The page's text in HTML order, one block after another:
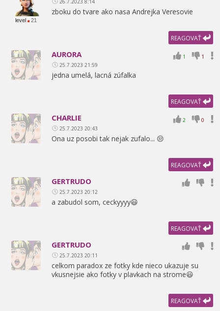
level 21
zboku do tvare ako nasa Andrejka Veresovie
REAGOVAŤ
1 1
AURORA
25.7.2023 21:59
jedna umelá, lacná zúfalka
REAGOVAŤ
2 0
CHARLIE
25.7.2023 20:43
Ona uz posobi tak nejak zufalo... 😒
REAGOVAŤ
GERTRUDO
25.7.2023 20:12
a zabudol som, ceckyyyy😃
REAGOVAŤ
GERTRUDO
25.7.2023 20:11
celkom paradox ze fotky kde nieco ukazuje su
vkusnejsie ako fotky v plavkach na strome😃
REAGOVAŤ